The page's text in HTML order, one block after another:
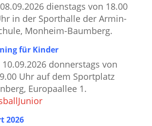
dienstags von 18.00
in der Sporthalle der Armin-
Monheim-Baumberg.
für Kinder
donnerstags von
Uhr auf dem Sportplatz
Europaallee 1.
2026